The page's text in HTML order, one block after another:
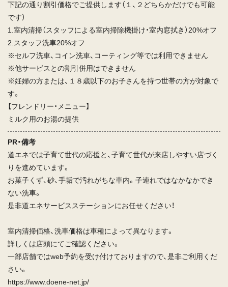
下記の通り割引価格でご提供します（１、２どちらかだけでも可能
です）
1.室内清掃（スタッフによる室内掃除機掛け・室内窓拭き）20%オフ
2.スタッフ洗車20%オフ
※セルフ洗車、コイン洗車、コーティング等では利用できません
※他サービスとの割引併用はできません
※妊婦の方または、１８歳以下のお子さんを持つ世帯の方が対象で
す。
【フレンドリー・メニュー】
ミルク用のお湯の提供
PR・備考
道エネでは子育て世代の応援と、子育て世代が来店しやすい店づく
りを進めています。
お菓子くず、砂、手垢で汚れがちな車内。子連れではなかなかでき
ない洗車。
是非道エネサービスステーションにお任せください！
室内清掃価格、洗車価格は車種によって異なります。
詳しくは店頭にてご確認ください。
一部店舗ではweb予約を受け付けておりますので、是非ご利用くだ
さい。
https://www.doene-net.jp/